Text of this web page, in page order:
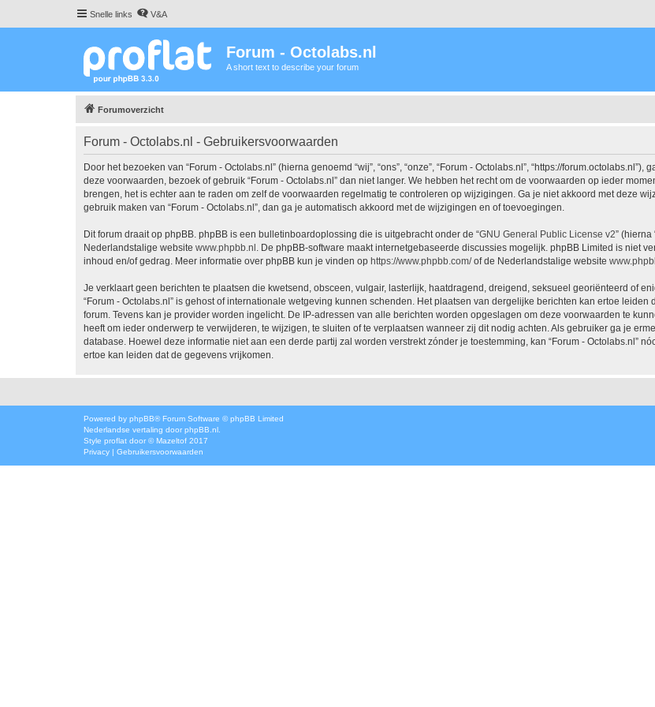
Snelle links V&A
Forum - Octolabs.nl
A short text to describe your forum
Forumoverzicht
Forum - Octolabs.nl - Gebruikersvoorwaarden
Door het bezoeken van “Forum - Octolabs.nl” (hierna genoemd “wij”, “ons”, “onze”, “Forum - Octolabs.nl”, “https://
deze voorwaarden, bezoek of gebruik “Forum - Octolabs.nl” dan niet langer. We hebben het recht om de voorwaarden op ieder
brengen, het is echter aan te raden om zelf de voorwaarden regelmatig te controleren op wijzigingen. Ga je niet akkoord met deze
gebruik maken van “Forum - Octolabs.nl”, dan ga je automatisch akkoord met de wijzigingen en of toevoegingen.
Dit forum draait op phpBB. phpBB is een bulletinboardoplossing die is uitgebracht onder de “GNU General Public License v2”
Nederlandstalige website www.phpbb.nl . De phpBB-software maakt internetgebaseerde discussies mogelijk. phpBB Limited is niet
inhoud en/of gedrag. Meer informatie over phpBB kun je vinden op https://www.phpbb.com/of de Nederlandstalige website
Je verklaart geen berichten te plaatsen die kwetsend, obsceen, vulgair, lasterlijk, haatdragend, dreigend, seksueel georiënteerd of
“Forum - Octolabs.nl” is gehost of internationale wetgeving kunnen schenden. Het plaatsen van dergelijke berichten kan ertoe
forum. Tevens kan je provider worden ingelicht. De IP-adressen van alle berichten worden opgeslagen om deze voorwaarden te
heeft om ieder onderwerp te verwijderen, te wijzigen, te sluiten of te verplaatsen wanneer zij dit nodig achten. Als gebruiker ga je
database. Hoewel deze informatie niet aan een derde partij zal worden verstrekt zónder je toestemming, kan “Forum - Octolabs.nl”
ertoe kan leiden dat de gegevens vrijkomen.
Powered by phpBB® Forum Software © phpBB Limited
Nederlandse vertaling door phpBB.nl
Style proflat door ©Mazeltof 2017
Privacy | Gebruikersvoorwaarden